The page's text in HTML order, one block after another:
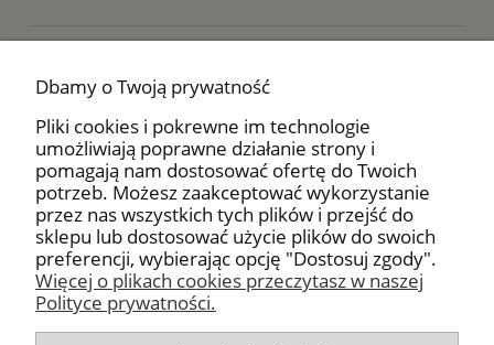
Otrzymasz liczne dodatkowe korzyści:
podgląd statusu realizacji zamówień
podgląd historii zakupów
brak konieczności wprowadzania swoich danych przy kolejnych
zakupach
możliwość otrzymania rabatów i kuponów promocyjnych
zarejestruj się
Moje konto
Dbamy o Twoją prywatność
Pliki cookies i pokrewne im technologie
umożliwiają poprawne działanie strony i
pomagają nam dostosować ofertę do Twoich
potrzeb. Możesz zaakceptować wykorzystanie
przez nas wszystkich tych plików i przejść do
sklepu lub dostosować użycie plików do swoich
preferencji, wybierając opcję "Dostosuj zgody".
Więcej o plikach cookies przeczytasz w naszej
Polityce prywatności.